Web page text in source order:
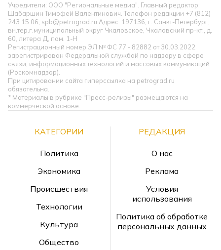
Учредители: ООО "Региональные медиа". Главный редактор:
Шабаршин Тимофей Валентинович. Телефон редакции +7 (812)
243 15 06, spb@petrograd.ru Адрес: 197136, г. Санкт-Петербург,
вн.тер.г.муниципальный округ Чкаловское, Чкаловский пр-кт., д.
60, литера Д, пом. 1-Н
Регистрационный номер ЭЛ № ФС 77 - 82882 от 30.03.2022
зарегистрирован Федеральной службой по надзору в сфере
связи, информационных технологий и массовых коммуникаций
(Роскомнадзор).
При цитировании сайта гиперссылка на petrograd.ru
обязательна.
* Материалы в рубрике "Пресс-релизы" размещаются на
коммерческой основе.
КАТЕГОРИИ
Политика
Экономика
Происшествия
Технологии
Культура
Общество
РЕДАКЦИЯ
О нас
Реклама
Условия
использования
Политика об обработке
персональных данных